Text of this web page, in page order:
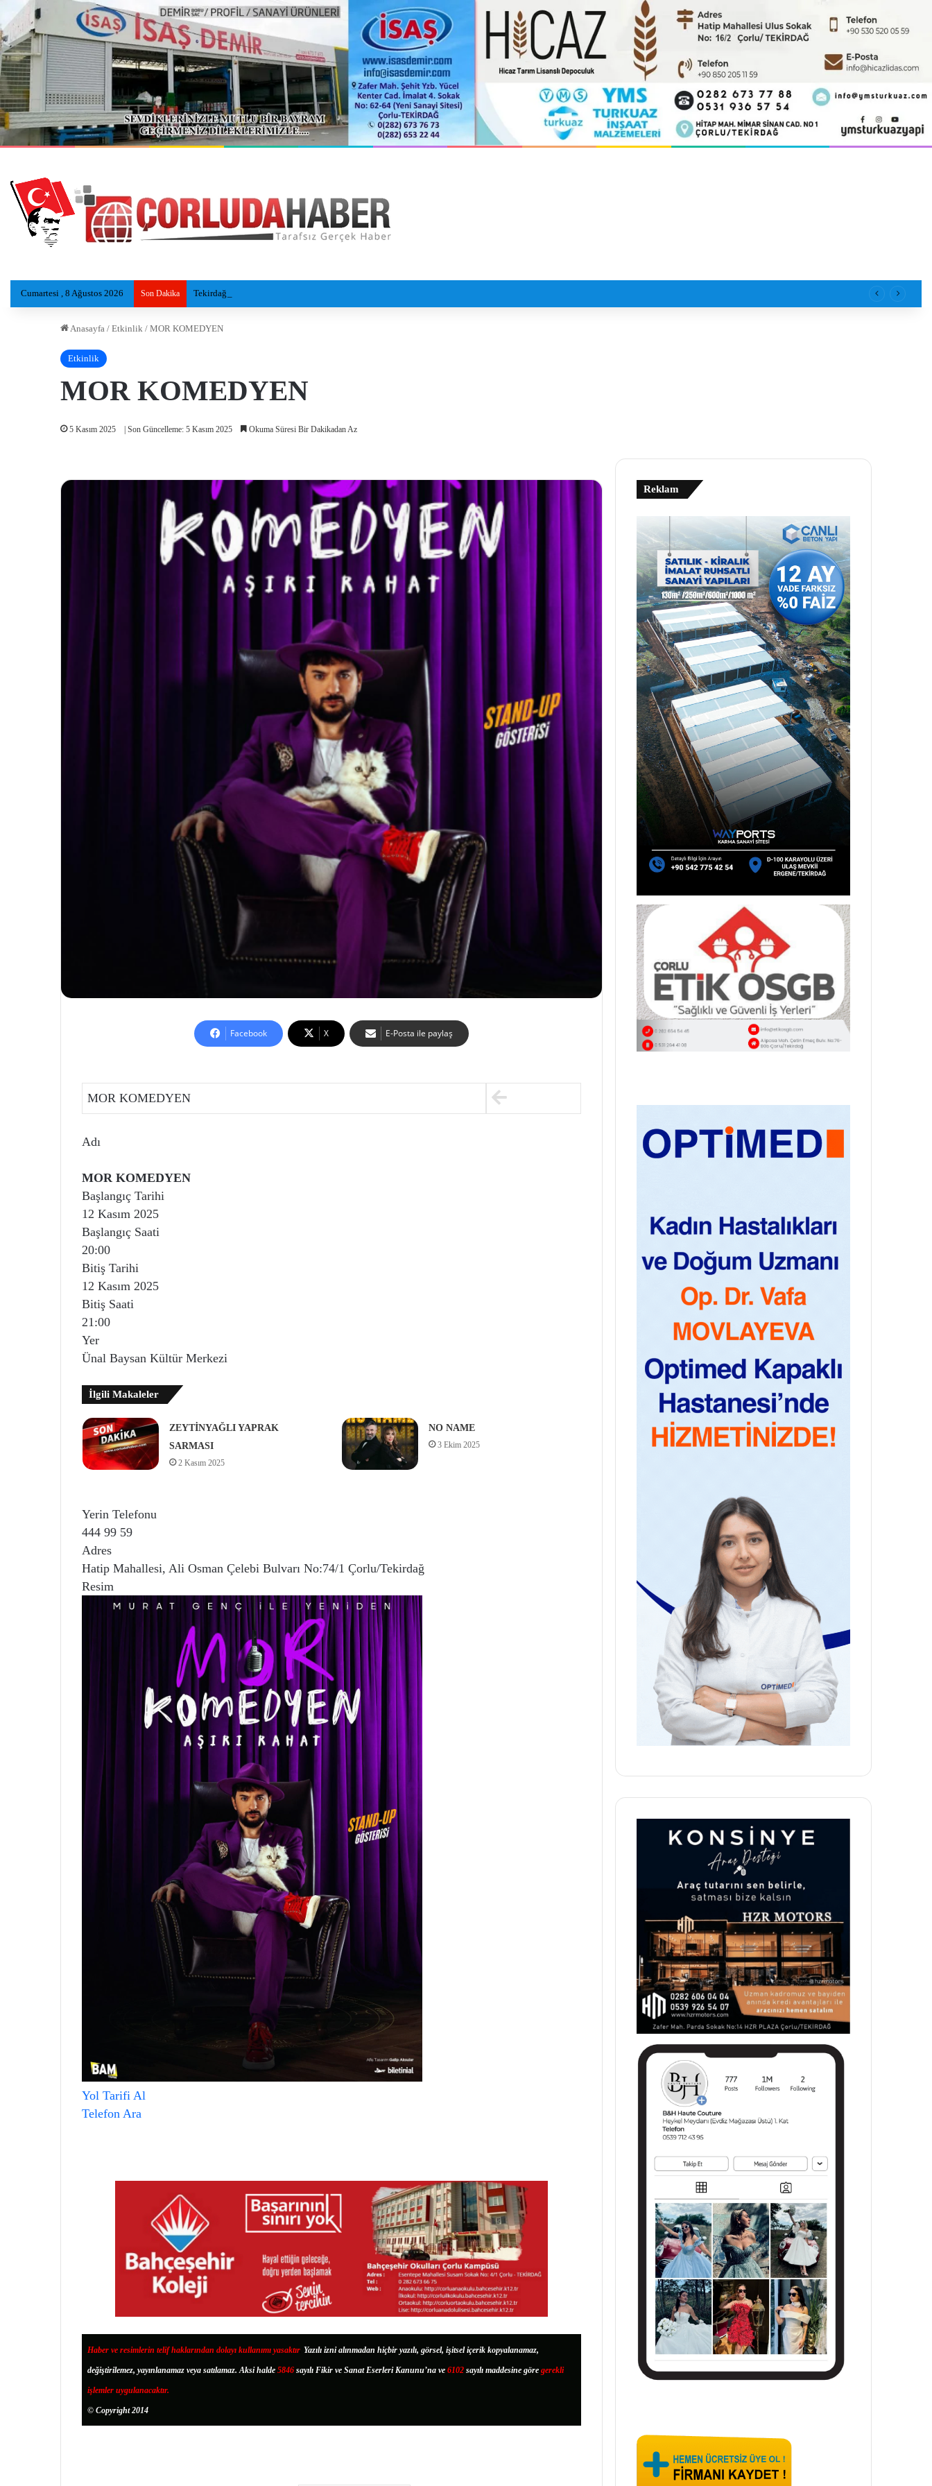
Cumartesi , 8 Ağustos 2026 Son Dakika Tekirdağ sahillerinde yeni nesil insansız cankurtaran araçları görevde
Anasayfa / Etkinlik / MOR KOMEDYEN
Etkinlik
MOR KOMEDYEN
5 Kasım 2025 | Son Güncelleme: 5 Kasım 2025 Okuma Süresi Bir Dakikadan Az
Facebook X E-Posta ile paylaş
MOR KOMEDYEN
Adı
MOR KOMEDYEN
Başlangıç Tarihi
12 Kasım 2025
Başlangıç Saati
20:00
Bitiş Tarihi
12 Kasım 2025
Bitiş Saati
21:00
Yer
Ünal Baysan Kültür Merkezi
İlgili Makaleler
ZEYTİNYAĞLI YAPRAK
SARMASI
2 Kasım 2025
NO NAME
3 Ekim 2025
Yerin Telefonu
444 99 59
Adres
Hatip Mahallesi, Ali Osman Çelebi Bulvarı No:74/1 Çorlu/Tekirdağ
Resim
Yol Tarifi Al
Telefon Ara
Haber ve resimlerin telif haklarından dolayı kullanımı yasaktır. Yazılı izni alınmadan hiçbir yazılı, görsel, işitsel içerik kopyalanamaz,
değiştirilemez, yayınlanamaz veya satılamaz. Aksi halde 5846 sayılı Fikir ve Sanat Eserleri Kanunu’na ve 6102 sayılı maddesine göre gerekli
işlemler uygulanacaktır.
© Copyright 2014
Reklam